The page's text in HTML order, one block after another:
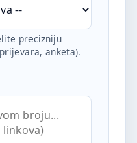
precizniju
anketa).